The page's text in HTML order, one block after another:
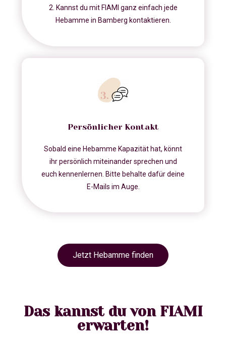
2. Kannst du mit FIAMI ganz einfach jede
Hebamme in Bamberg kontaktieren.
Persönlicher Kontakt
Sobald eine Hebamme Kapazität hat, könnt
ihr persönlich miteinander sprechen und
euch kennenlernen. Bitte behalte dafür deine
E-Mails im Auge.
Jetzt Hebamme finden
Das kannst du von FIAMI
erwarten!